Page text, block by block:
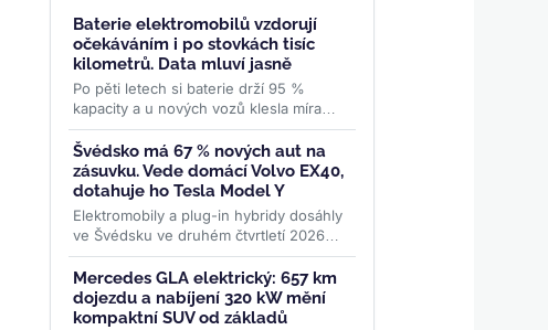
Baterie elektromobilů vzdorují
očekáváním i po stovkách tisíc
kilometrů. Data mluví jasně
Po pěti letech si baterie drží 95 %
kapacity a u nových vozů klesla míra
výměny na 0,3 %. Rozsáhlá data z
reálného provozu boří mýty,...>>
Švédsko má 67 % nových aut na
zásuvku. Vede domácí Volvo EX40,
dotahuje ho Tesla Model Y
Elektromobily a plug-in hybridy dosáhly
ve Švédsku ve druhém čtvrtletí 2026
podílu 67 %. Kraluje domácí Volvo EX40,
těsně za ním Tesla...>>
Mercedes GLA elektrický: 657 km
dojezdu a nabíjení 320 kW mění
kompaktní SUV od základů